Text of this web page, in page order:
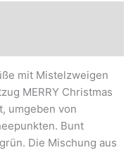
mit Mistelzweigen
MERRY Christmas
umgeben von
Bunt
Die Mischung aus